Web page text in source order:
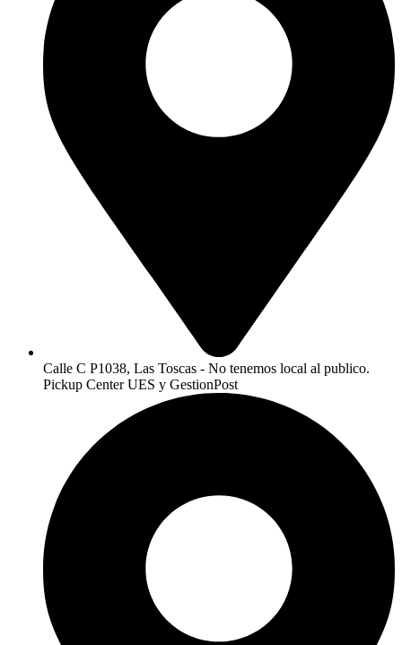
Calle C P1038, Las Toscas - No tenemos local al publico.
Pickup Center UES y GestionPost